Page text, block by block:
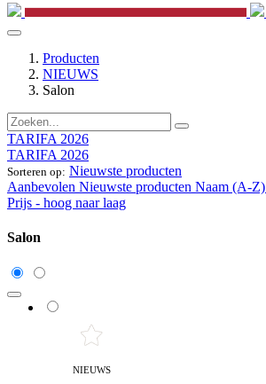
Producten
NIEUWS
Salon
TARIFA 2026
TARIFA 2026
Sorteren op: Nieuwste producten
Aanbevolen Nieuwste producten Naam (A-Z)
Prijs - hoog naar laag
Salon
NIEUWS